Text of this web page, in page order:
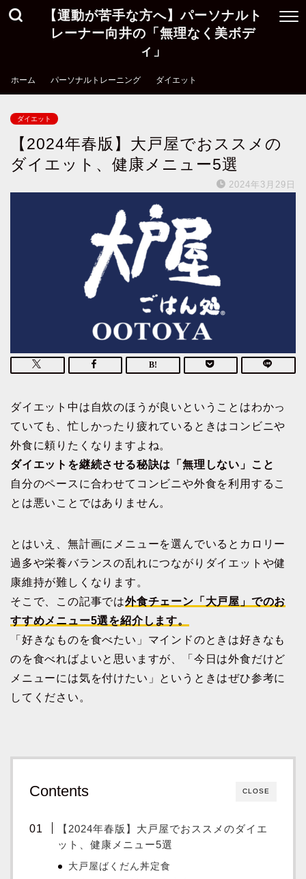
【運動が苦手な方へ】パーソナルト
レーナー向井の「無理なく美ボデ
ィ」
ホーム パーソナルトレーニング ダイエット
ダイエット
【2024年春版】大戸屋でおススメの
ダイエット、健康メニュー5選
2024年3月29日
ダイエット中は自炊のほうが良いということはわかっ
ていても、忙しかったり疲れているときはコンビニや
外食に頼りたくなりますよね。
ダイエットを継続させる秘訣は「無理しない」こと
自分のペースに合わせてコンビニや外食を利用するこ
とは悪いことではありません。
とはいえ、無計画にメニューを選んでいるとカロリー
過多や栄養バランスの乱れにつながりダイエットや健
康維持が難しくなります。
そこで、この記事では外食チェーン「大戸屋」でのお
すすめメニュー5選を紹介します。
「好きなものを食べたい」マインドのときは好きなも
のを食べればよいと思いますが、「今日は外食だけど
メニューには気を付けたい」というときはぜひ参考に
してください。
CLOSE
Contents
【2024年春版】大戸屋でおススメのダイエ
ット、健康メニュー5選
大戸屋ばくだん丼定食